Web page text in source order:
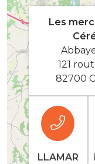
Les
121
82700
LLAMAR